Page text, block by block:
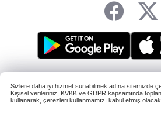
Tüm hakları
Sizlere daha iyi hizmet sunabilmek adına sitemizde
Kişisel verileriniz, KVKK ve GDPR kapsamında
kullanarak, çerezleri kullanmamızı kabul etmiş